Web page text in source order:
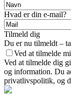
Hvad er din e-mail?
Tilmeld dig
Du er nu tilmeldt –
Ved at tilmelde
Ved at tilmelde dig
og information. Du
privatlivspolitik, og